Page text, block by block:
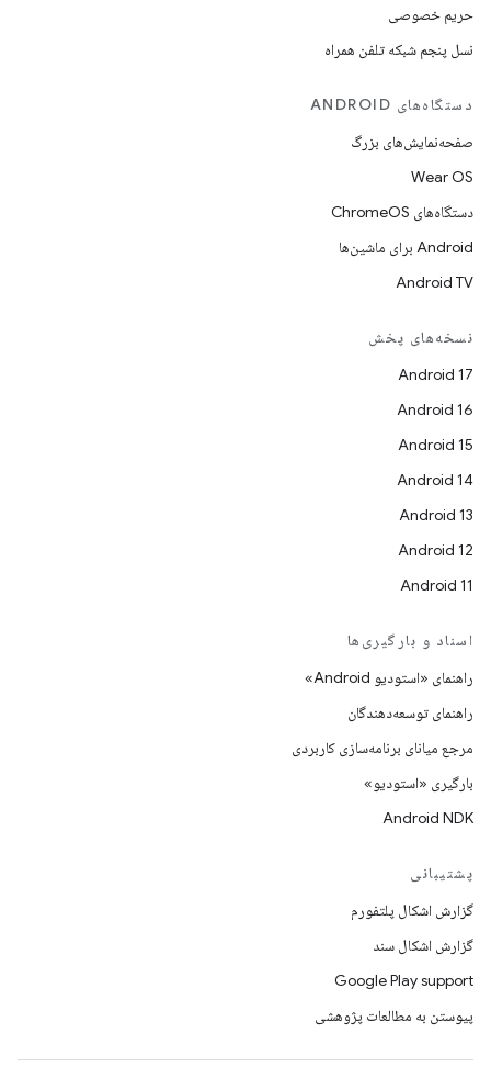
حریم خصوصی
نسل پنجم شبکه تلفن همراه
دستگاه‌های ANDROID
صفحه‌نمایش‌های بزرگ
Wear OS
دستگاه‌های ChromeOS
Android برای ماشین‌ها
Android TV
نسخه‌های پخش
Android 17
Android 16
Android 15
Android 14
Android 13
Android 12
Android 11
اسناد و بارگیری‌ها
راهنمای «استودیو Android»
راهنمای توسعه‌دهندگان
مرجع میانای برنامه‌سازی کاربردی
بارگیری «استودیو»
Android NDK
پشتیبانی
گزارش اشکال پلتفورم
گزارش اشکال سند
Google Play support
پیوستن به مطالعات پژوهشی